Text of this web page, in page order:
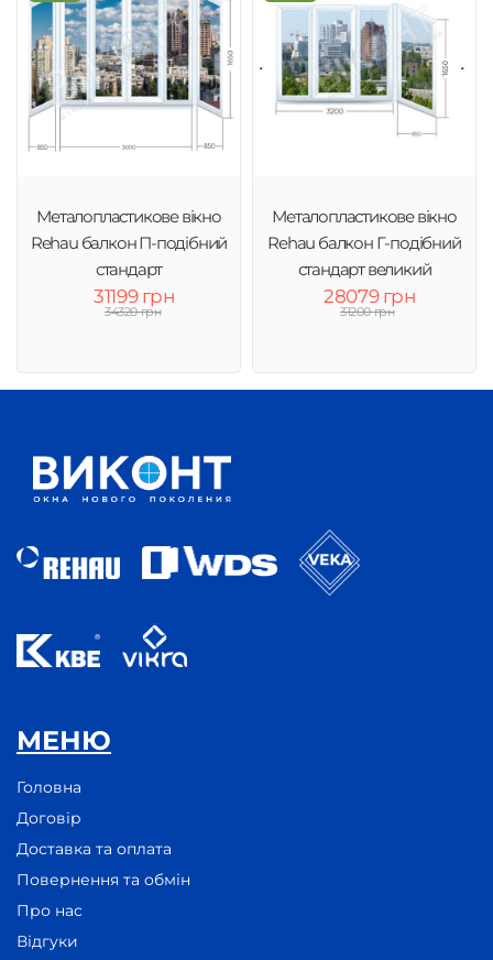
Металопластикове вікно
Rehau балкон П-подібний
стандарт
31199 грн
34320 грн
Металопластикове вікно
Rehau балкон Г-подібний
стандарт великий
28079 грн
31200 грн
МЕНЮ
Головна
Договір
Доставка та оплата
Повернення та обмін
Про нас
Відгуки